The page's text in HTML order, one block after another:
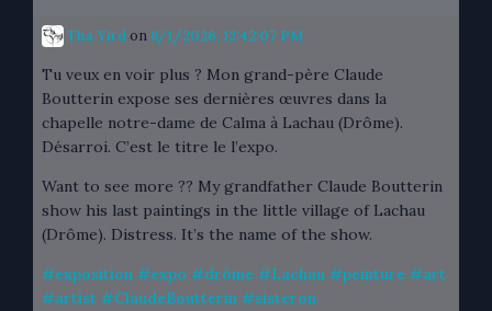
Tha Yird on 8/1/2026, 12:42:07 PM
Tu veux en voir plus ? Mon grand-père Claude
Boutterin expose ses dernières œuvres dans la
chapelle notre-dame de Calma à Lachau (Drôme).
Désarroi. C’est le titre le l’expo.
Want to see more ?? My grandfather Claude Boutterin
show his last paintings in the little village of Lachau
(Drôme). Distress. It’s the name of the show.
#exposition #expo #drôme #Lachau #peinture #art
#artist #ClaudeBoutterin #sisteron